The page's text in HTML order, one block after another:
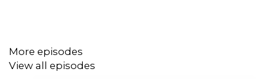
d’ENGIE en charge de la GBU Infrastructures
Muriel Valin, Rédactrice en chef adjointe à
More episodes
View all episodes